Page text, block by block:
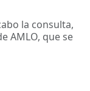
la consulta,
AMLO, que se